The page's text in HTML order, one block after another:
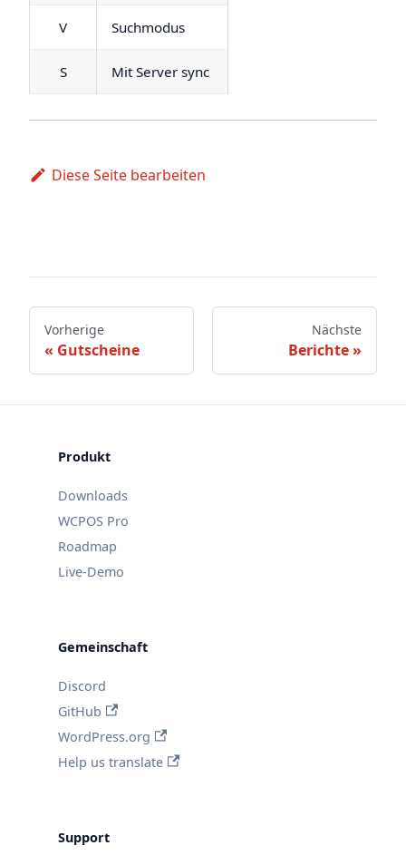
V Suchmodus
S Mit Server sync
Diese Seite bearbeiten
Vorherige
Gutscheine
Nächste
Berichte
Produkt
Downloads
WCPOS Pro
Roadmap
Live-Demo
Gemeinschaft
Discord
GitHub
WordPress.org
Help us translate
Support